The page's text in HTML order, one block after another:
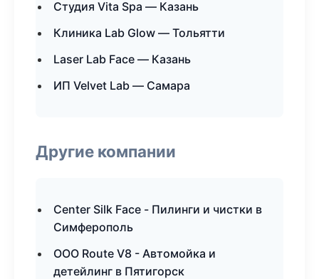
Студия Vita Spa — Казань
Клиника Lab Glow — Тольятти
Laser Lab Face — Казань
ИП Velvet Lab — Самара
Другие компании
Center Silk Face - Пилинги и чистки в
Симферополь
ООО Route V8 - Автомойка и
детейлинг в Пятигорск